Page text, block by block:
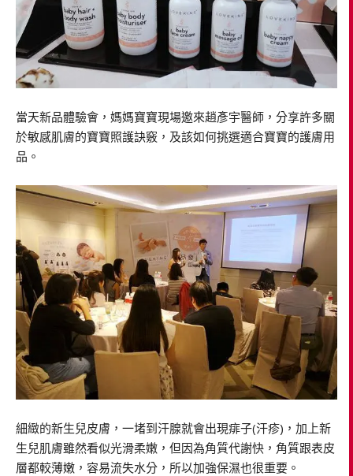
當天新品體驗會，媽媽寶寶現場邀來趙彥宇醫師，分享許多關
於敏感肌膚的寶寶照護訣竅，及該如何挑選適合寶寶的護膚用
品。
細緻的新生兒皮膚，一堵到汗腺就會出現痱子(汗疹)，加上新
生兒肌膚雖然看似光滑柔嫩，但因為角質代謝快，角質跟表皮
層都較薄嫩，容易流失水分，所以加強保濕也很重要。